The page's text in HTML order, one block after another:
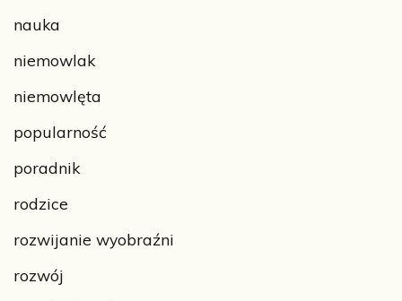
nauka
niemowlak
niemowlęta
popularność
poradnik
rodzice
rozwijanie wyobraźni
rozwój